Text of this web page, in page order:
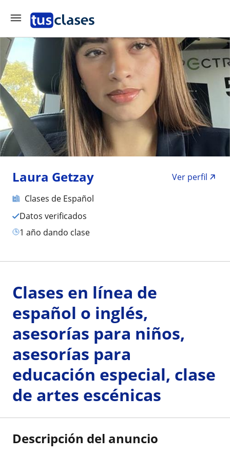
Laura Getzay
Ver perfil
Clases de Español
Datos verificados
1 año dando clase
Clases en línea de
español o inglés,
asesorías para niños,
asesorías para
educación especial, clase
de artes escénicas
Descripción del anuncio